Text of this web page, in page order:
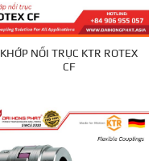
KHỚP NỐI TRỤC KTR ROTEX
CF